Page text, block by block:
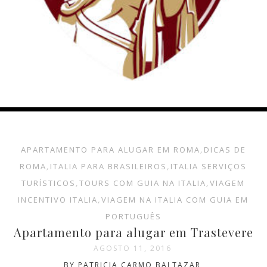
APARTAMENTO PARA ALUGAR EM ROMA, DICAS DE
ROMA, ITALIA PARA BRASILEIROS , ITALIA SERVIÇOS
TURÍSTICOS ,TOURS COM GUIA NA ITALIA,VIAGEM
INCENTIVO ITALIA,VIAGEM NA ITALIA COM GUIA EM
PORTUGUÊS
Apartamento para alugar em Trastevere
AGOSTO 11, 2016
BY PATRICIA CARMO BALTAZAR